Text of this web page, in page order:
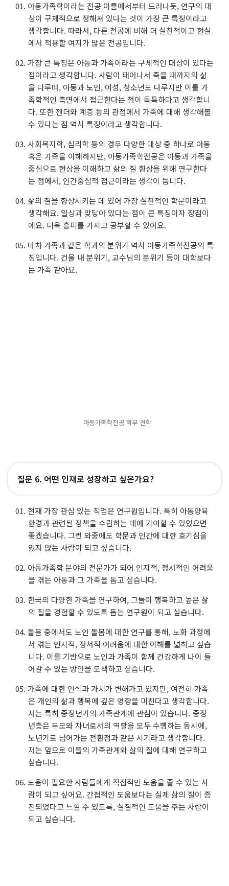
아동가족학이라는 전공 이름에서부터 드러나듯, 연구의 대
상이 구체적으로 정해져 있다는 것이 가장 큰 특징이라고
생각합니다. 따라서, 다른 전공에 비해 더 실천적이고 현실
에서 적용할 여지가 많은 전공입니다.
가장 큰 특징은 아동과 가족이라는 구체적인 대상이 있다는
점이라고 생각합니다. 사람이 태어나서 죽을 때까지의 삶
을 다루며, 아동과 노인, 여성, 청소년도 다루지만 이를 가
족학적인 측면에서 접근한다는 점이 독특하다고 생각합니
다. 또한 젠더와 계층 등의 관점에서 가족에 대해 생각해볼
수 있다는 점 역시 특징이라고 생각합니다.
사회복지학, 심리학 등의 경우 다양한 대상 중 하나로 아동
혹은 가족을 이해하지만, 아동가족학전공은 아동과 가족을
중심으로 현상을 이해하고 삶의 질 향상을 위해 연구한다
는 점에서, 인간중심적 접근이라는 생각이 듭니다.
삶의 질을 향상시키는 데 있어 가장 실천적인 학문이라고
생각해요. 일상과 맞닿아 있다는 점이 큰 특징이자 장점이
에요. 더욱 흥미를 가지고 공부할 수 있어요.
마치 가족과 같은 학과의 분위기 역시 아동가족학전공의 특
징입니다. 건물 내 분위기, 교수님의 분위기 등이 대학보다
는 가족 같아요.
아동가족학전공 학부 견학
질문 6. 어떤 인재로 성장하고 싶은가요?
현재 가장 관심 있는 직업은 연구원입니다. 특히 아동양육
환경과 관련된 정책을 수립하는 데에 기여할 수 있었으면
좋겠습니다. 그런 와중에도 학문과 인간에 대한 호기심을
잃지 않는 사람이 되고 싶습니다.
아동가족학 분야의 전문가가 되어 인지적, 정서적인 어려움
을 겪는 아동과 그 가족을 돕고 싶습니다.
한국의 다양한 가족을 연구하여, 그들이 행복하고 높은 삶
의 질을 경험할 수 있도록 돕는 연구원이 되고 싶습니다.
돌봄 중에서도 노인 돌봄에 대한 연구를 통해, 노화 과정에
서 겪는 인지적, 정서적 어려움에 대한 이해를 넓히고 싶습
니다. 이를 기반으로 노인과 가족이 함께 건강하게 나이 들
어갈 수 있는 방안을 모색하고 싶습니다.
가족에 대한 인식과 가치가 변해가고 있지만, 여전히 가족
은 개인의 삶과 행복에 깊은 영향을 미친다고 생각합니다.
저는 특히 중장년기의 가족관계에 관심이 있습니다. 중장
년층은 부모와 자녀로서의 역할을 모두 수행하는 동시에,
노년기로 넘어가는 전환점과 같은 시기라고 생각합니다.
저는 앞으로 이들의 가족관계와 삶의 질에 대해 연구하고
싶습니다.
도움이 필요한 사람들에게 직접적인 도움을 줄 수 있는 사
람이 되고 싶어요. 간접적인 도움보다는 실제 삶의 질이 증
진되었다고 느낄 수 있도록, 실질적인 도움을 주는 사람이
되고 싶습니다.